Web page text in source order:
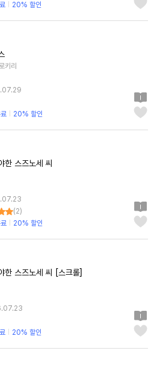
20% 할인
키리
20% 할인
한 스즈노세 씨
(2)
20% 할인
한 스즈노세 씨 [스크롤]
20% 할인